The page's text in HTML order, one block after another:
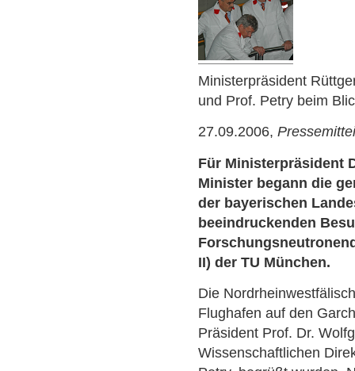
Ministerpräsident
und Prof. Petry beim
27.09.2006,
Für Ministerpräsident
Minister begann die
der bayerischen
beeindruckenden
II) der TU München.
Die
Flughafen auf den
Präsident Prof. Dr.
Wissenschaftlichen